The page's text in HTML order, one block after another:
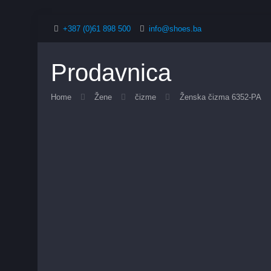
+387 (0)61 898 500 info@shoes.ba
Prodavnica
Home Žene čizme Ženska čizma 6352-PA